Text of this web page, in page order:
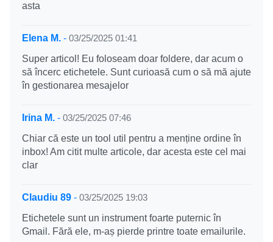
asta
Elena M. - 03/25/2025 01:41
Super articol! Eu foloseam doar foldere, dar acum o
să încerc etichetele. Sunt curioasă cum o să mă ajute
în gestionarea mesajelor
Irina M. - 03/25/2025 07:46
Chiar că este un tool util pentru a menține ordine în
inbox! Am citit multe articole, dar acesta este cel mai
clar
Claudiu 89 - 03/25/2025 19:03
Etichetele sunt un instrument foarte puternic în
Gmail. Fără ele, m-aș pierde printre toate emailurile.